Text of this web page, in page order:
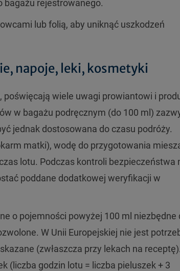
bagażu rejestrowanego.
lub folią, aby uniknąć uszkodzeń
napoje, leki, kosmetyki
, poświęcają wiele uwagi prowiantowi i
w bagażu podręcznym (do 100 ml)
jednak dostosowana do czasu podróży.
matki), wodę do przygotowania
lotu. Podczas kontroli bezpieczeństwa
poddane dodatkowej weryfikacji w
o pojemności powyżej 100 ml niezbędne
W Unii Europejskiej nie jest
(zwłaszcza przy lekach na
(liczba godzin lotu = liczba pieluszek + 3